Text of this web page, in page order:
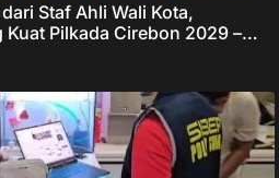
Staf Ahli Wali Kota,
Pilkada Cirebon 2029 –